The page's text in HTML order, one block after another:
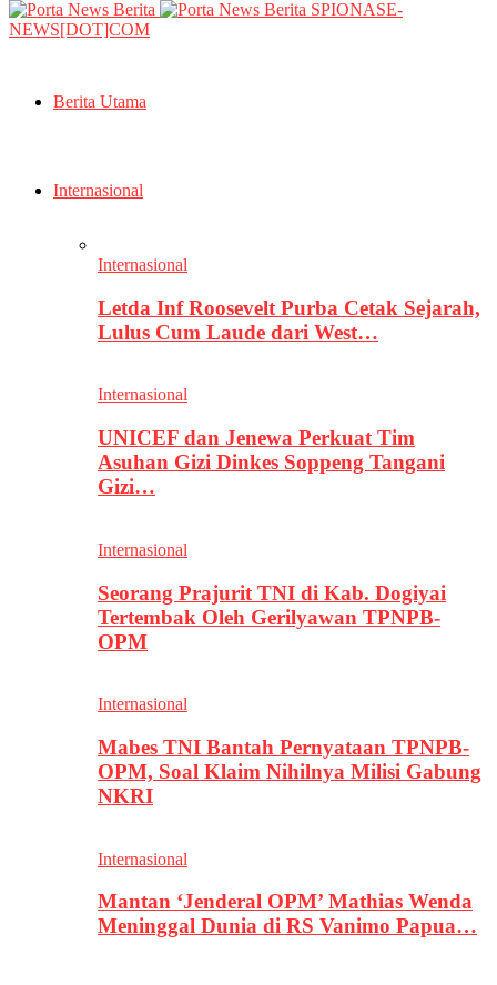
SPIONASE-
NEWS[DOT]COM
Berita Utama
Internasional
Internasional
Letda Inf Roosevelt Purba Cetak Sejarah,
Lulus Cum Laude dari West…
Internasional
UNICEF dan Jenewa Perkuat Tim
Asuhan Gizi Dinkes Soppeng Tangani
Gizi…
Internasional
Seorang Prajurit TNI di Kab. Dogiyai
Tertembak Oleh Gerilyawan TPNPB-
OPM
Internasional
Mabes TNI Bantah Pernyataan TPNPB-
OPM, Soal Klaim Nihilnya Milisi Gabung
NKRI
Internasional
Mantan ‘Jenderal OPM’ Mathias Wenda
Meninggal Dunia di RS Vanimo Papua…